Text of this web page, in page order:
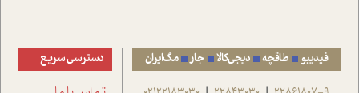
فیدیبو طاقچه دیجی‌کالا جار مگ‌ایران دسترسی سریع